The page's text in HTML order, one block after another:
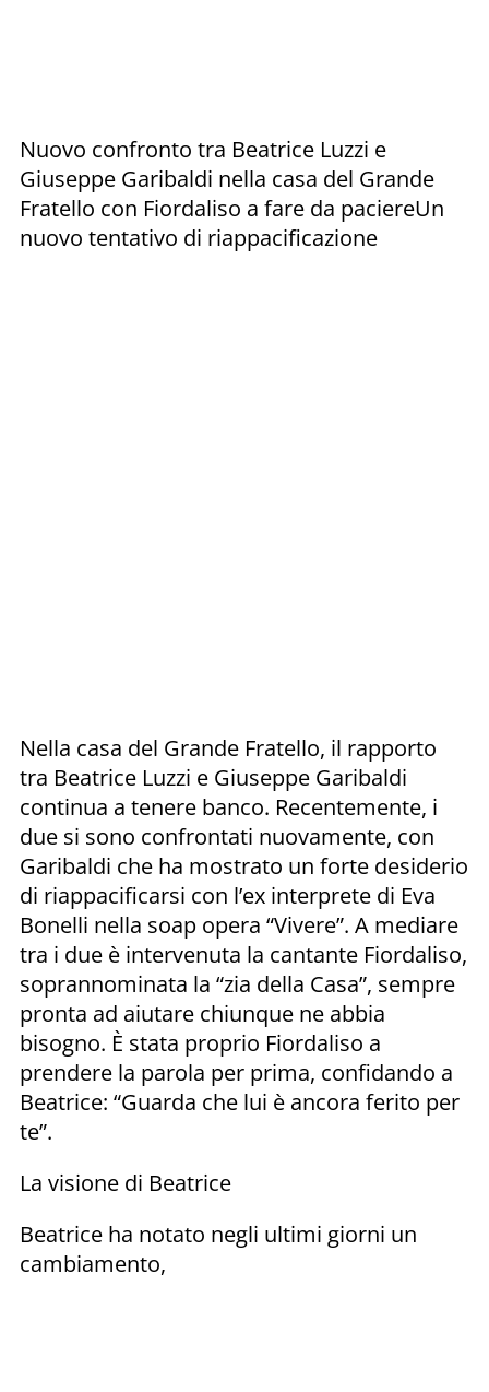
Nuovo confronto tra Beatrice Luzzi e
Giuseppe Garibaldi nella casa del Grande
Fratello con Fiordaliso a fare da paciereUn
nuovo tentativo di riappacificazione
Nella casa del Grande Fratello, il rapporto
tra Beatrice Luzzi e Giuseppe Garibaldi
continua a tenere banco. Recentemente, i
due si sono confrontati nuovamente, con
Garibaldi che ha mostrato un forte desiderio
di riappacificarsi con l’ex interprete di Eva
Bonelli nella soap opera “Vivere”. A mediare
tra i due è intervenuta la cantante Fiordaliso,
soprannominata la “zia della Casa”, sempre
pronta ad aiutare chiunque ne abbia
bisogno. È stata proprio Fiordaliso a
prendere la parola per prima, confidando a
Beatrice: “Guarda che lui è ancora ferito per
te”.
La visione di Beatrice
Beatrice ha notato negli ultimi giorni un
cambiamento,